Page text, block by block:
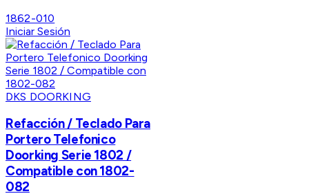
1862-010
Iniciar Sesión
DKS DOORKING
Refacción / Teclado Para
Portero Telefonico
Doorking Serie 1802 /
Compatible con 1802-
082